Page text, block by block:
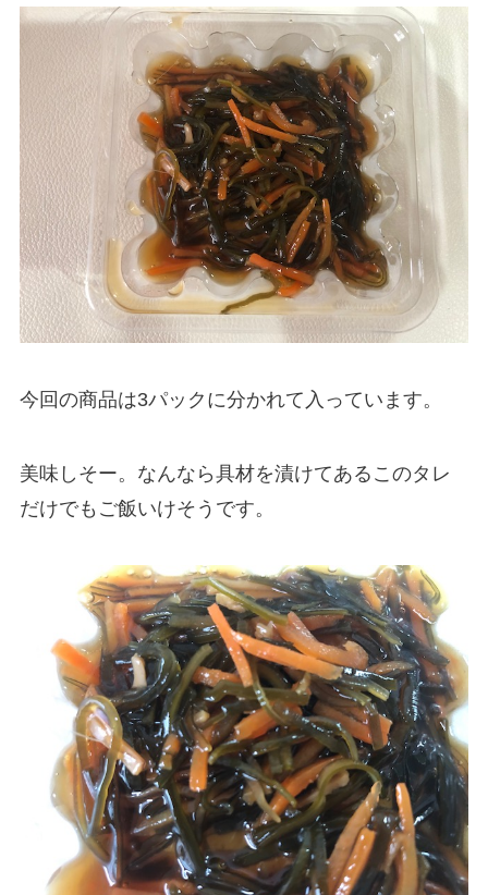
今回の商品は3パックに分かれて入っています。
美味しそー。なんなら具材を漬けてあるこのタレ
だけでもご飯いけそうです。